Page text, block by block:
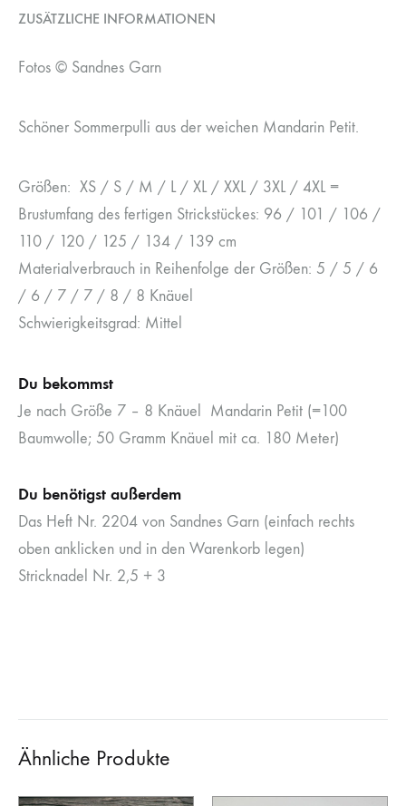
ZUSÄTZLICHE INFORMATIONEN
Fotos © Sandnes Garn
Schöner Sommerpulli aus der weichen Mandarin Petit.
Größen: XS / S / M / L / XL / XXL / 3XL / 4XL =
Brustumfang des fertigen Strickstückes: 96 / 101 / 106 /
110 / 120 / 125 / 134 / 139 cm
Materialverbrauch in Reihenfolge der Größen: 5 / 5 / 6
/ 6 / 7 / 7 / 8 / 8 Knäuel
Schwierigkeitsgrad: Mittel
Du bekommst
Je nach Größe 7 – 8 Knäuel Mandarin Petit (=100
Baumwolle; 50 Gramm Knäuel mit ca. 180 Meter)
Du benötigst außerdem
Das Heft Nr. 2204 von Sandnes Garn (einfach rechts
oben anklicken und in den Warenkorb legen)
Stricknadel Nr. 2,5 + 3
Ähnliche Produkte